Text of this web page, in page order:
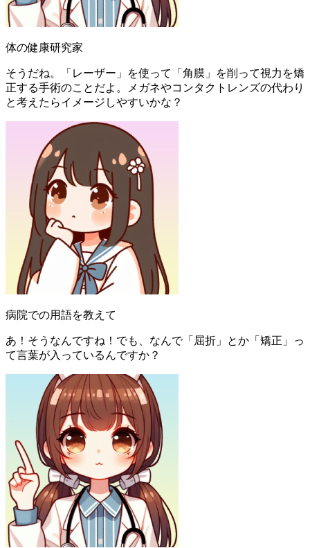
体の健康研究家
そうだね。「レーザー」を使って「角膜」を削って視力を矯
正する手術のことだよ。メガネやコンタクトレンズの代わり
と考えたらイメージしやすいかな？
病院での用語を教えて
あ！そうなんですね！でも、なんで「屈折」とか「矯正」っ
て言葉が入っているんですか？